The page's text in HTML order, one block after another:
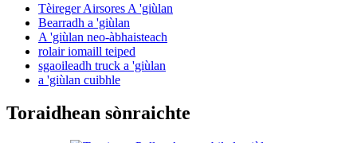
Tèireger Airsores A 'giùlan
Bearradh a 'giùlan
A 'giùlan neo-àbhaisteach
rolair iomaill teiped
sgaoileadh truck a 'giùlan
a 'giùlan cuibhle
Toraidhean sònraichte